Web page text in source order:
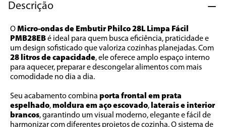
Descrição
O Micro-ondas de Embutir Philco 28L Limpa Fácil
PMB28EB é ideal para quem busca eficiência, praticidade e
28 litros de capacidade, ele oferece amplo espaço interno
para aquecer, preparar e descongelar alimentos com mais
comodidade no dia a dia.
Seu acabamento combina porta frontal em prata
espelhado, moldura em aço escovado, laterais e interior
brancos, garantindo um visual moderno, elegante e fácil de
9º forno
10º ventilador